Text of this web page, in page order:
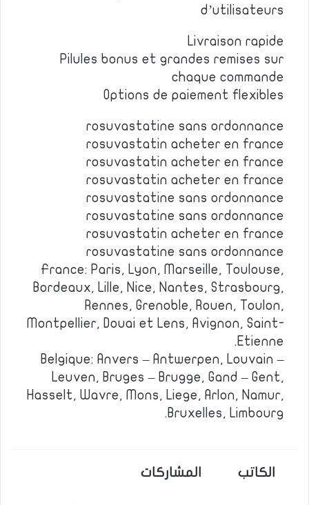
d’utilisateurs
Livraison rapide
Pilules bonus et grandes remises sur
chaque commande
Options de paiement flexibles
rosuvastatine sans ordonnance
rosuvastatin acheter en france
rosuvastatin acheter en france
rosuvastatin acheter en france
rosuvastatine sans ordonnance
rosuvastatine sans ordonnance
rosuvastatin acheter en france
rosuvastatine sans ordonnance
France: Paris, Lyon, Marseille, Toulouse,
Bordeaux, Lille, Nice, Nantes, Strasbourg,
Rennes, Grenoble, Rouen, Toulon,
Montpellier, Douai et Lens, Avignon, Saint-
Etienne.
Belgique: Anvers – Antwerpen, Louvain –
Leuven, Bruges – Brugge, Gand – Gent,
Hasselt, Wavre, Mons, Liege, Arlon, Namur,
Bruxelles, Limbourg.
الكاتب المشاركات